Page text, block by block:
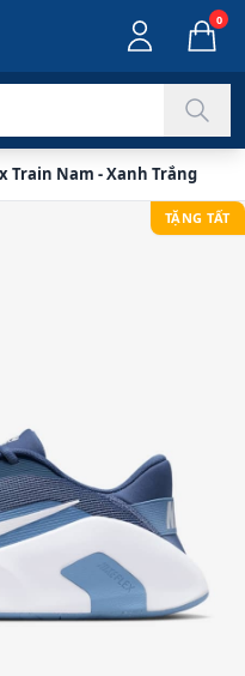
0
Train Nam - Xanh Trắng
TẶNG TẤT